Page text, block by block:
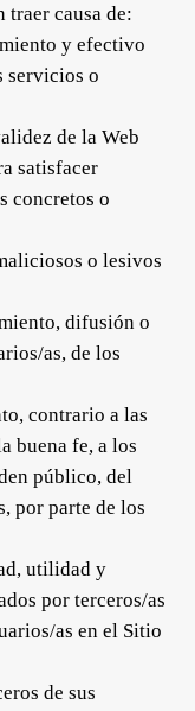
traer causa de:
y efectivo
servicios o
de la Web
satisfacer
concretos o
o lesivos
difusión o
as, de los
contrario a las
buena fe, a los
público, del
por parte de los
utilidad y
por terceros/as
as en el Sitio
de sus